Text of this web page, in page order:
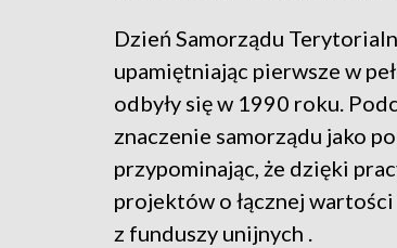
Dzień Samorządu
upamiętniając pierwsze w
odbyły się w 1990 roku.
znaczenie samorządu jako
przypominając, że dzięki
projektów o łącznej
z funduszy unijnych .